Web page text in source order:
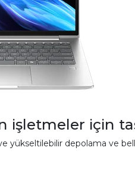
işletmeler için
yükseltilebilir depolama ve